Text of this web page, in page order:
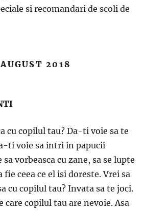
si recomandari de scoli de
2018
cu copilul tau? Da-ti voie sa te
ti voie sa intri in papucii
vorbeasca cu zane, sa se lupte
ceea ce el isi doreste. Vrei sa
cu copilul tau? Invata sa te joci.
care copilul tau are nevoie. Asa